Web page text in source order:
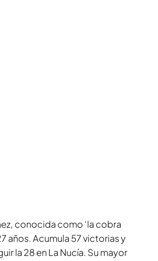
conocida como ‘la cobra
años. Acumula 57 victorias y
la 28 en La Nucía. Su mayor